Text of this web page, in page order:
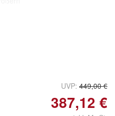
UVP: 449,00 €
387,12 €